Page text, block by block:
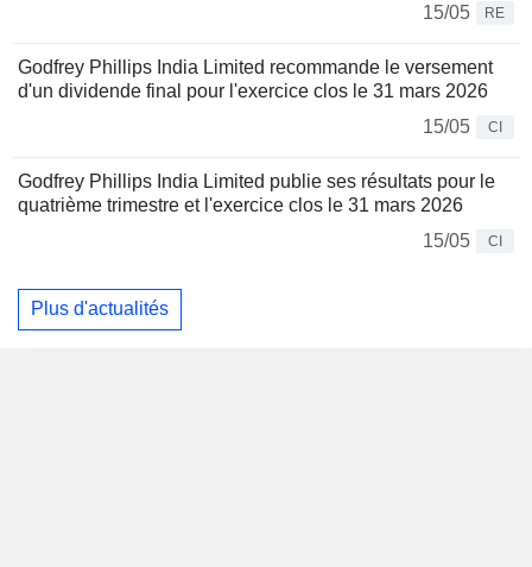
15/05
RE
Godfrey Phillips India Limited recommande le versement
d'un dividende final pour l'exercice clos le 31 mars 2026
15/05
CI
Godfrey Phillips India Limited publie ses résultats pour le
quatrième trimestre et l'exercice clos le 31 mars 2026
15/05
CI
Plus d'actualités